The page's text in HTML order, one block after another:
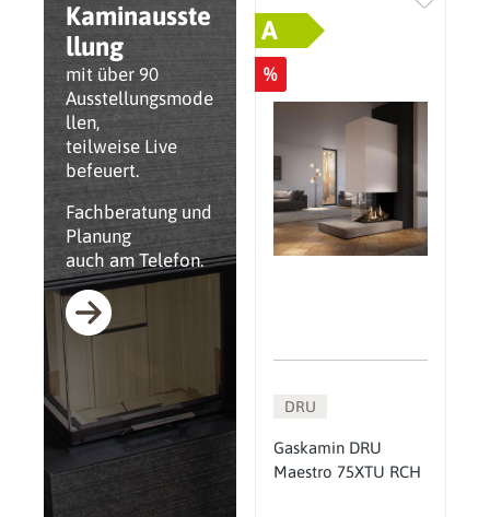
Kaminausste
llung
mit über 90
Ausstellungsmode
llen,
teilweise Live
befeuert.
Fachberatung und
Planung
auch am Telefon.
A
%
DRU
Gaskamin DRU
Maestro 75XTU RCH